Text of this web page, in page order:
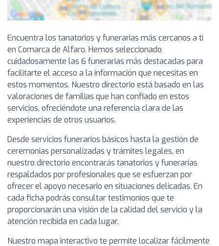
Encuentra los tanatorios y funerarias más cercanos a ti
en Comarca de Alfaro. Hemos seleccionado
cuidadosamente las 6 funerarias más destacadas para
facilitarte el acceso a la información que necesitas en
estos momentos. Nuestro directorio está basado en las
valoraciones de familias que han confiado en estos
servicios, ofreciéndote una referencia clara de las
experiencias de otros usuarios.
Desde servicios funerarios básicos hasta la gestión de
ceremonias personalizadas y trámites legales, en
nuestro directorio encontrarás tanatorios y funerarias
respaldados por profesionales que se esfuerzan por
ofrecer el apoyo necesario en situaciones delicadas. En
cada ficha podrás consultar testimonios que te
proporcionarán una visión de la calidad del servicio y la
atención recibida en cada lugar.
Nuestro mapa interactivo te permite localizar fácilmente